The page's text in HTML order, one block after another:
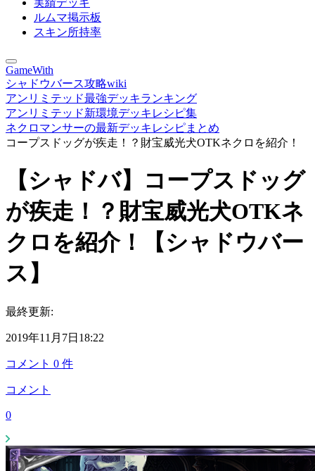
実績デッキ
ルムマ掲示板
スキン所持率
GameWith
シャドウバース攻略wiki
アンリミテッド最強デッキランキング
アンリミテッド新環境デッキレシピ集
ネクロマンサーの最新デッキレシピまとめ
コープスドッグが疾走！？財宝威光犬OTKネクロを紹介！
【シャドバ】コープスドッグ
が疾走！？財宝威光犬OTKネ
クロを紹介！【シャドウバー
ス】
最終更新:
2019年11月7日18:22
コメント 0 件
コメント
0